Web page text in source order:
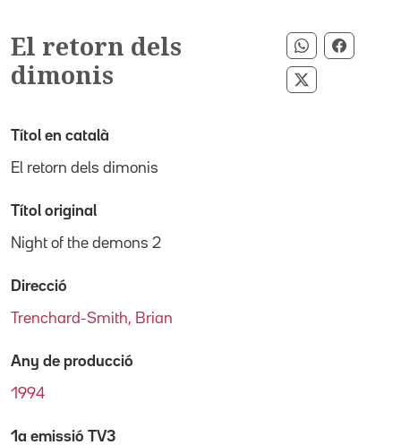
El retorn dels
dimonis
Compartir
Compartir
Títol en català
El retorn dels dimonis
Títol original
Night of the demons 2
Direcció
Trenchard-Smith, Brian
Any de producció
1994
1a emissió TV3